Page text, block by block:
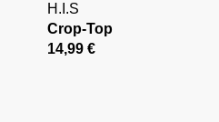
H.I.S
Crop-Top
14,99 €